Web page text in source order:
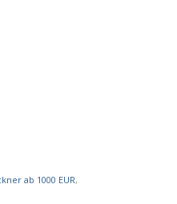
ab 1000 EUR,